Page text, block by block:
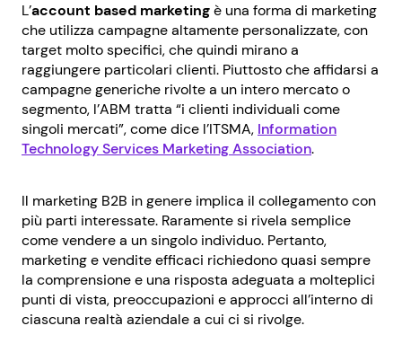
L’account based marketingè una forma di marketing
che utilizza campagne altamente personalizzate, con
target molto specifici, che quindi mirano a
raggiungere particolari clienti. Piuttosto che affidarsi a
campagne generiche rivolte a un intero mercato o
segmento, l’ABM tratta “i clienti individuali come
singoli mercati”, come dice l’ITSMA, Information
Technology Services Marketing Association.
Il marketing B2B in genere implica il collegamento con
più parti interessate. Raramente si rivela semplice
come vendere a un singolo individuo. Pertanto,
marketing e vendite efficaci richiedono quasi sempre
la comprensione e una risposta adeguata a molteplici
punti di vista, preoccupazioni e approcci all’interno di
ciascuna realtà aziendale a cui ci si rivolge.